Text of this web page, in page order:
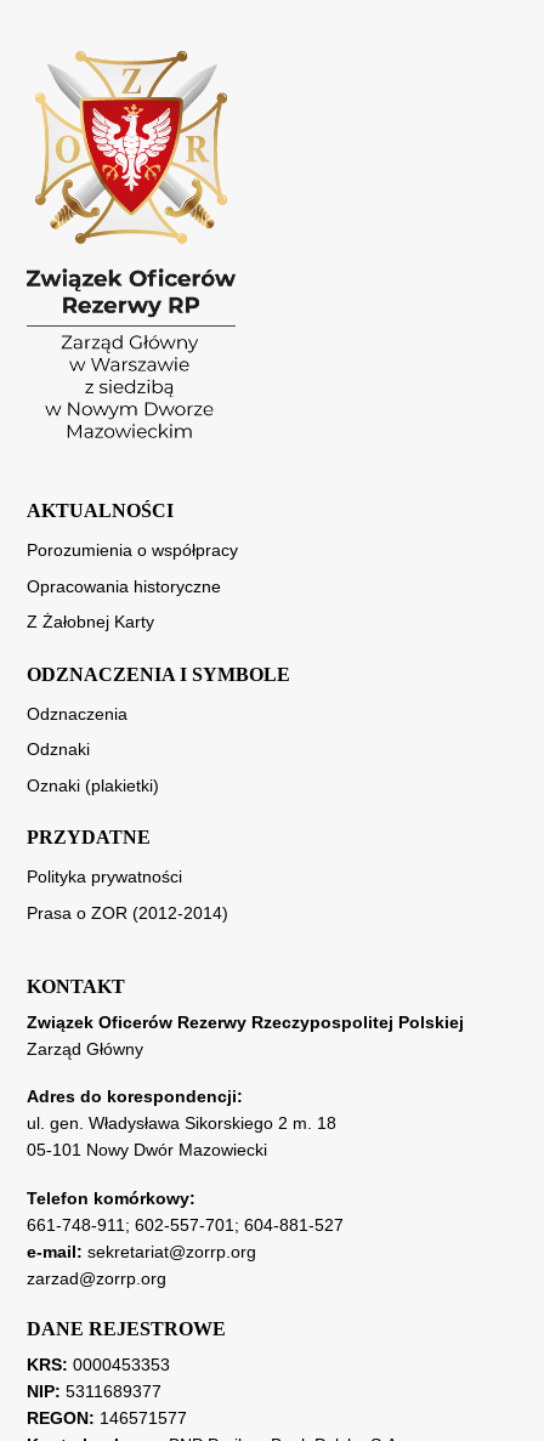
AKTUALNOŚCI
Porozumienia o współpracy
Opracowania historyczne
Z Żałobnej Karty
ODZNACZENIA I SYMBOLE
Odznaczenia
Odznaki
Oznaki (plakietki)
PRZYDATNE
Polityka prywatności
Prasa o ZOR (2012-2014)
KONTAKT
Związek Oficerów Rezerwy Rzeczypospolitej Polskiej
Zarząd Główny
Adres do korespondencji:
ul. gen. Władysława Sikorskiego 2 m. 18
05-101 Nowy Dwór Mazowiecki
Telefon komórkowy:
661-748-911 ; 602-557-701 ; 604-881-527
e-mail: sekretariat@zorrp.org
zarzad@zorrp.org
DANE REJESTROWE
KRS: 0000453353
NIP: 5311689377
REGON: 146571577